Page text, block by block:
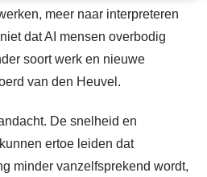
meer naar interpreteren
dat AI mensen overbodig
soort werk en nieuwe
van den Heuvel.
De snelheid en
ertoe leiden dat
minder vanzelfsprekend wordt,